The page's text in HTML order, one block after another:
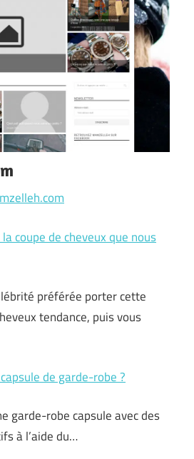
coupe de cheveux que nous
préférée porter cette
tendance, puis vous
de garde-robe ?
garde-robe capsule avec des
à l’aide du…